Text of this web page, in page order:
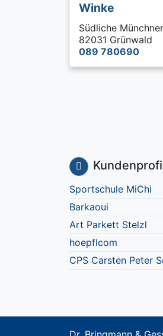
Winke
Südliche
82031 Grünwald
089 780690
Sportschule MiChi
Barkaoui
Art Parkett Stelzl
hoepflcom
CPS Carsten Peter